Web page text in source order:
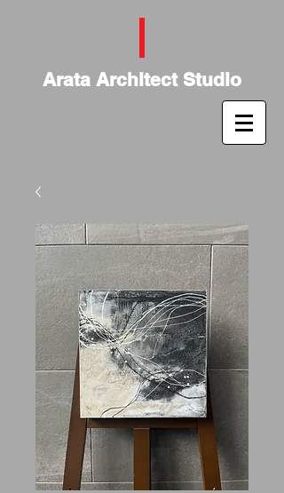
Arata Architect Studio